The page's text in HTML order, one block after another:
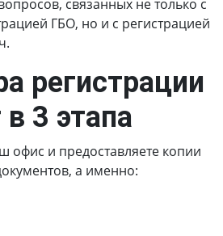
связанных не только с
ГБО, но и с регистрацией
регистрации
3 этапа
офис и предоставляете копии
а именно: